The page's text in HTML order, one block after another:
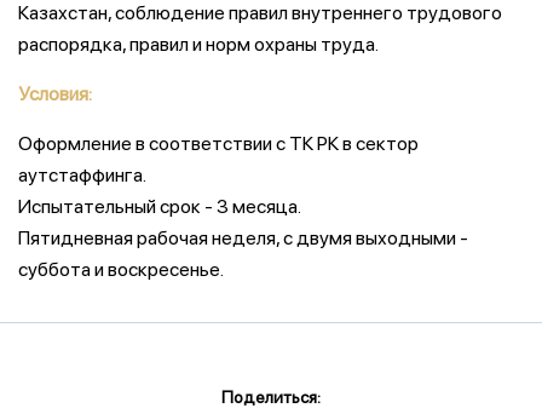
Казахстан, соблюдение правил внутреннего трудового
распорядка, правил и норм охраны труда.
Условия:
Оформление в соответствии с ТК РК в сектор
аутстаффинга.
Испытательный срок - 3 месяца.
Пятидневная рабочая неделя, с двумя выходными -
суббота и воскресенье.
Поделиться: